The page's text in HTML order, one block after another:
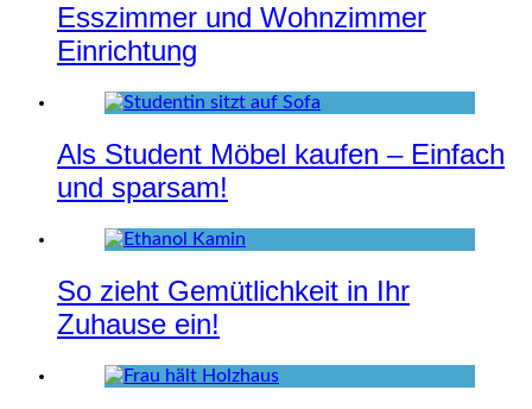
Esszimmer und Wohnzimmer
Einrichtung
Als Student Möbel kaufen – Einfach
und sparsam!
So zieht Gemütlichkeit in Ihr
Zuhause ein!